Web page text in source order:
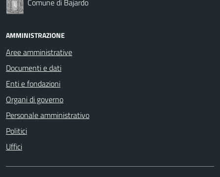
AMMINISTRAZIONE
Aree amministrative
Documenti e dati
Enti e fondazioni
Organi di governo
Personale amministrativo
Politici
Uffici